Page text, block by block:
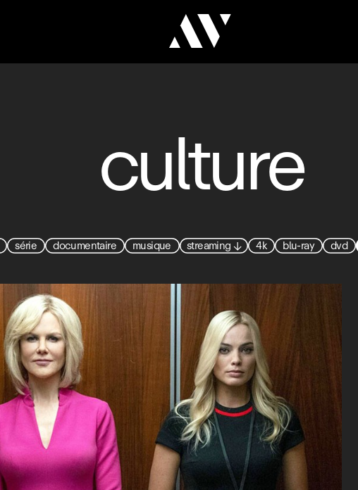
culture
série documentaire musique streaming↓ 4k blu-ray dvd